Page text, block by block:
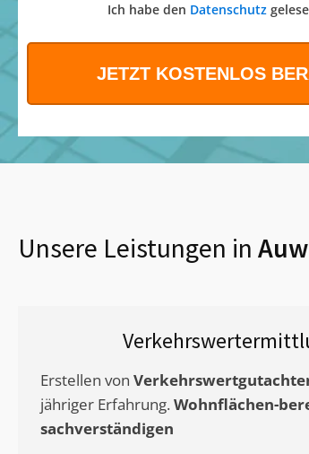
Ich habe den Datenschutz
Unsere Leistungen in
Erstellen von
jähriger Erfahrung. Wohnflächen-
sachverständigen